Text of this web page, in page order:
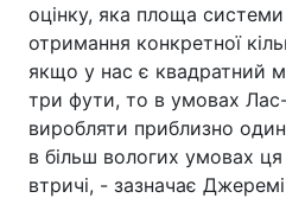
оцінку, яка площа
отримання конкретної
якщо у нас є квадратний
три фути, то в умовах
виробляти приблизно
в більш вологих умовах
втричі, - зазначає